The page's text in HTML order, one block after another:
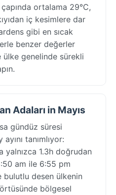
ortalama 29°C,
iç kesimlere dar
gibi en sıcak
benzer değerler
genelinde sürekli
Adaları in Mayıs
gündüz süresi
tanımlıyor:
yalnızca 1.3h doğrudan
am ile 6:55 pm
bulutlu desen ülkenin
bölgesel